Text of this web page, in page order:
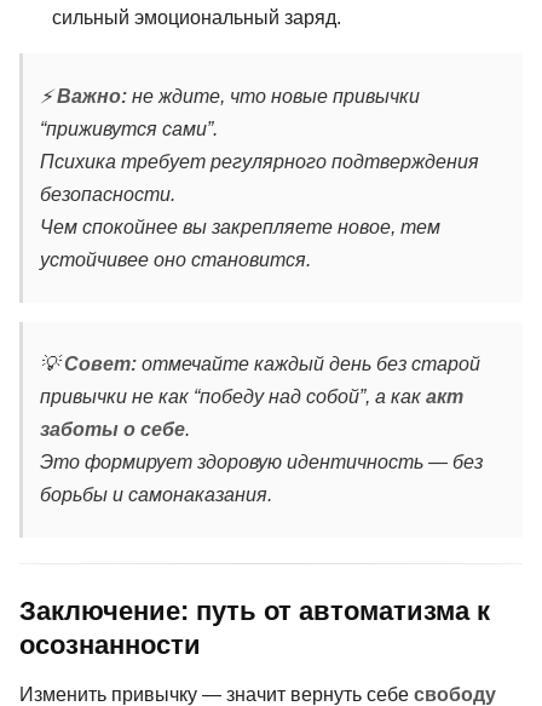
сильный эмоциональный заряд.
⚡Важно: не ждите, что новые привычки
“приживутся сами”.
Психика требует регулярного подтверждения
безопасности.
Чем спокойнее вы закрепляете новое, тем
устойчивее оно становится.
💡Совет: отмечайте каждый день без старой
привычки не как “победу над собой”, а какакт
заботы о себе.
Это формирует здоровую идентичность — без
борьбы и самонаказания.
Заключение: путь от автоматизма к
осознанности
Изменить привычку — значит вернуть себе свободу